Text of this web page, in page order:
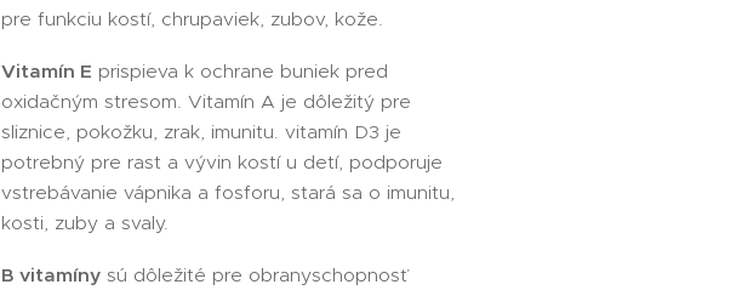
pre funkciu kostí, chrupaviek, zubov, kože.
Vitamín E prispieva k ochrane buniek pred
oxidačným stresom. Vitamín A je dôležitý pre
sliznice, pokožku, zrak, imunitu. vitamín D3 je
potrebný pre rast a vývin kostí u detí, podporuje
vstrebávanie vápnika a fosforu, stará sa o imunitu,
kosti, zuby a svaly.
B vitamíny sú dôležité pre obranyschopnosť